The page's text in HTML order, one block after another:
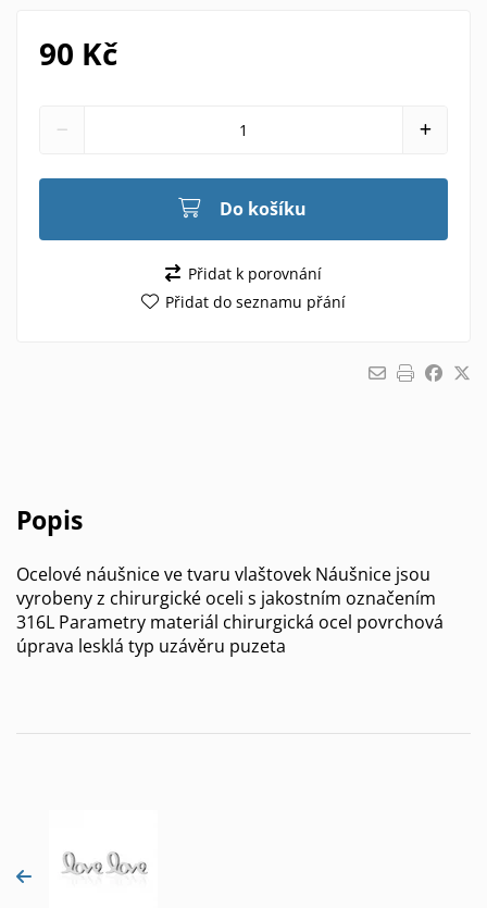
90 Kč
Do košíku
Přidat k porovnání
Přidat do seznamu přání
Popis
Ocelové náušnice ve tvaru vlaštovek Náušnice jsou
vyrobeny z chirurgické oceli s jakostním označením
316L Parametry materiál chirurgická ocel povrchová
úprava lesklá typ uzávěru puzeta